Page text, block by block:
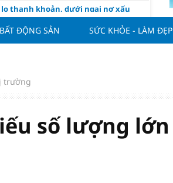
lo thanh khoản, dưới ngại nợ xấu
155%, cao gấp 3 lần nhóm cùng
vọt"
vốn mới từ nâng hạng thị trường?
BẤT ĐỘNG SẢN SỨC KHỎE - LÀM ĐẸP
trường
số lượng lớn